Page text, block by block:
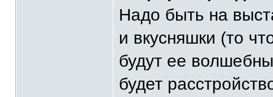
Надо быть на
и вкусняшки (то
будут ее
будет